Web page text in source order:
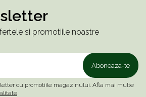
si promotiile noastre
cu promotiile magazinului. Afla mai multe